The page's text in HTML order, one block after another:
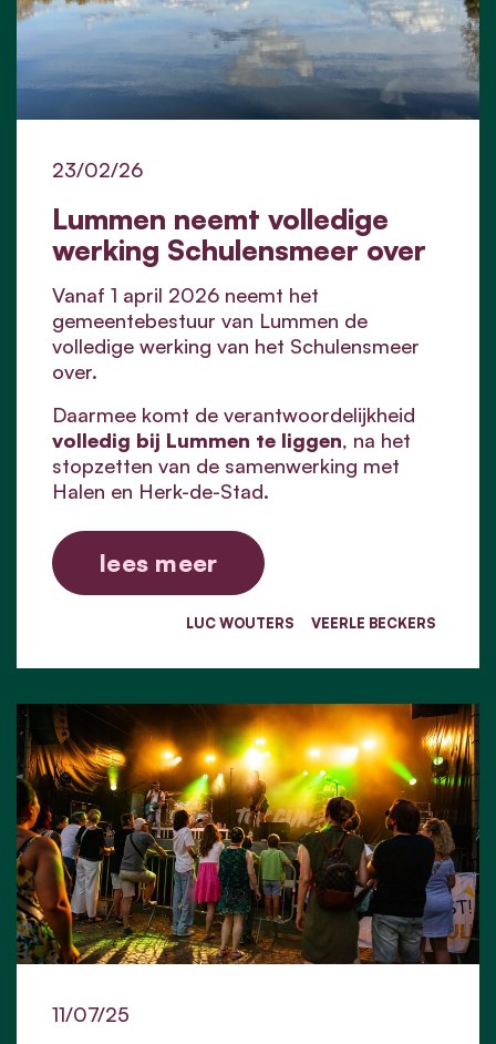
Lummen neemt volledige
werking Schulensmeer over
23/02/26
Vanaf 1 april 2026 neemt het
gemeentebestuur van Lummen de
volledige werking van het Schulensmeer
over.
Daarmee komt de verantwoordelijkheid
volledig bij Lummen te liggen, na het
stopzetten van de samenwerking met
Halen en Herk-de-Stad.
lees meer
LUC WOUTERS VEERLE BECKERS
11/07/25